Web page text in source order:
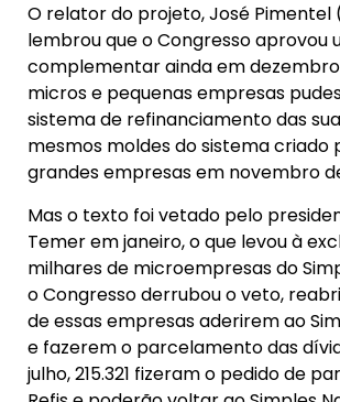
O relator do projeto, José Pimentel
lembrou que o Congresso aprovou
complementar ainda em
micros e pequenas empresas
sistema de refinanciamento das
mesmos moldes do sistema criado
grandes empresas em novembro
Mas o texto foi vetado pelo
Temer em janeiro, o que levou à
milhares de microempresas do
o Congresso derrubou o veto,
de essas empresas aderirem ao
e fazerem o parcelamento das
julho, 215.321 fizeram o pedido de